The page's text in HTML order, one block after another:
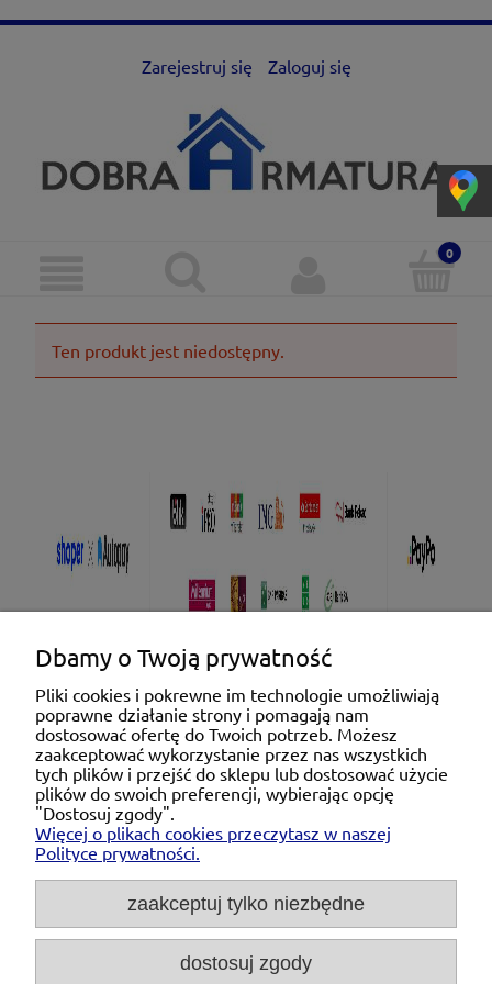
Zarejestruj się Zaloguj się
Ten produkt jest niedostępny.
Pomoc
Moje konto
Płatności i dostawa
O nas
Michał Niedźwiecki Dobra Armatura, ul. Krakowska
Dbamy o Twoją prywatność
Pliki cookies i pokrewne im technologie umożliwiają
poprawne działanie strony i pomagają nam
dostosować ofertę do Twoich potrzeb. Możesz
zaakceptować wykorzystanie przez nas wszystkich
tych plików i przejść do sklepu lub dostosować użycie
plików do swoich preferencji, wybierając opcję
"Dostosuj zgody".
Więcej o plikach cookies przeczytasz w naszej
Polityce prywatności.
zaakceptuj tylko niezbędne
dostosuj zgody